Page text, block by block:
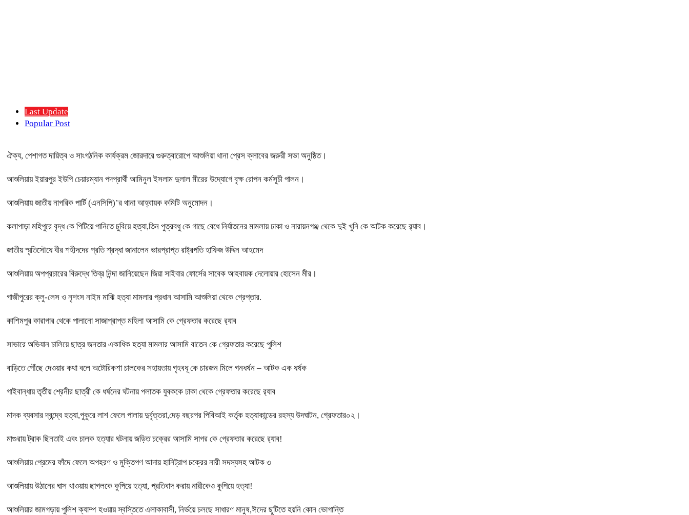
Last Update
Popular Post
ঐক্য, পেশাগত দায়িত্ব ও সাংগঠনিক কার্যক্রম জোরদারে গুরুত্বারোপে আশুলিয়া থানা প্রেস ক্লাবের জরুরী সভা অনুষ্ঠিত।
আশুলিয়ায় ইয়ারপুর ইউপি চেয়ারম্যান পদপ্রার্থী আমিনুল ইসলাম দুলাল মীরের উদ্যোগে বৃক্ষ রোপন কর্মসূচী পালন।
আশুলিয়ায় জাতীয় নাগরিক পার্টি (এনসিপি)’র থানা আহ্বায়ক কমিটি অনুমোদন।
কলাপাড়া মহিপুরে বৃদ্ধ কে পিটিয়ে পানিতে চুবিয়ে হত্যা,তিন পুত্রবধু কে গাছে বেধে নির্যাতনের মামলায় ঢাকা ও নারায়নগঞ্জ থেকে দুই খুনি কে আটক করেছে র‍্যাব।
জাতীয় স্মৃতিসৌধে বীর শহীদদের প্রতি শ্রদ্ধা জানালেন ভারপ্রাপ্ত রাষ্ট্রপতি হাফিজ উদ্দিন আহমেদ
আশুলিয়ায় অপপ্রচারের বিরুদ্ধে তিব্র নিন্দা জানিয়েছেন জিয়া সাইবার ফোর্সের সাবেক আহবায়ক দেলোয়ার হোসেন মীর।
গাজীপুরের ক্লু-লেস ও নৃশংস নাইম মাঝি হত্যা মামলার প্রধান আসামি আশুলিয়া থেকে গ্রেপ্তার.
কাশিমপুর কারাগার থেকে পালানো সাজাপ্রাপ্ত মহিলা আসামি কে গ্রেফতার করেছে র‍্যাব
সাভারে অভিযান চালিয়ে ছাত্র জনতার একাধিক হত্যা মামলার আসামি বাতেন কে গ্রেফতার করেছে পুলিশ
বাড়িতে পৌঁছে দেওয়ার কথা বলে অটোরিকশা চালকের সহায়তায় গৃহবধূ কে চারজন মিলে গনধর্ষন – আটক এক ধর্ষক
গাইবান্ধায় তৃতীয় শ্রেনীর ছাত্রী কে ধর্ষনের ঘটনায় পলাতক যুবককে ঢাকা থেকে গ্রেফতার করেছে র‍্যাব
মাদক ব্যবসার দ্বন্দ্বে হত্যা,পুকুরে লাশ ফেলে পালায় দুর্বৃত্তরা,দেড় বছরপর পিবিআই কর্তৃক হত্যাকান্ডের রহস্য উদঘাটন, গ্রেফতার০২।
মাগুরায় ট্রাক ছিনতাই এবং চালক হত্যার ঘটনায় জড়িত চক্রের আসামি সাগর কে গ্রেফতার করেছে র‍্যাব!
আশুলিয়ায় প্রেমের ফাঁদে ফেলে অপহরণ ও মুক্তিপণ আদায় হানিট্রাপ চক্রের নারী সদস্যসহ আটক ৩
আশুলিয়ায় উঠানের ঘাস খাওয়ায় ছাগলকে কুপিয়ে হত্যা, প্রতিবাদ করায় নারীকেও কুপিয়ে হত্যা!
আশুলিয়ার জামগড়ায় পুলিশ ক্যাম্প হওয়ায় স্বস্তিতে এলাকাবাসী, নির্ভয়ে চলছে সাধারণ মানুষ,ঈদের ছুটিতে হয়নি কোন ভোগান্তি